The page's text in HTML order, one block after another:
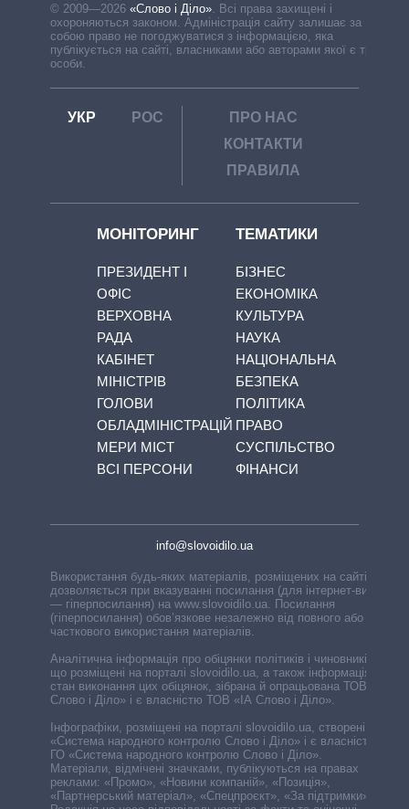
© 2009—2026 «Слово і Діло»
Всі права захищені і
охороняються законом. Адміністрація сайту залишає за
собою право не погоджуватися з інформацією, яка
публікується на сайті, власниками або авторами якої є треті
особи.
УКР РОС
ПРО НАС
КОНТАКТИ
ПРАВИЛА
МОНІТОРИНГ
ПРЕЗИДЕНТ І
ОФІС
ВЕРХОВНА
РАДА
КАБІНЕТ
МІНІСТРІВ
ГОЛОВИ
ОБЛАДМІНІСТРАЦІЙ
МЕРИ МІСТ
ВСІ ПЕРСОНИ
ТЕМАТИКИ
БІЗНЕС
ЕКОНОМІКА
КУЛЬТУРА
НАУКА
НАЦІОНАЛЬНА
БЕЗПЕКА
ПОЛІТИКА
ПРАВО
СУСПІЛЬСТВО
ФІНАНСИ
info@slovoidilo.ua
Використання будь-яких матеріалів, розміщених на сайті,
дозволяється при вказуванні посилання (для інтернет-видань
— гіперпосилання) на www.slovoidilo.ua. Посилання
(гіперпосилання) обов’язкове незалежно від повного або
часткового використання матеріалів.
Аналітична інформація про обіцянки політиків і чиновників,
що розміщені на порталі slovoidilo.ua, а також інформація про
стан виконання цих обіцянок, зібрана й опрацьована ТОВ «ІА
Слово і Діло» і є власністю ТОВ «ІА Слово і Діло».
Інфографіки, розміщені на порталі slovoidilo.ua, створені ГО
«Система народного контролю Слово і Діло» і є власністю
ГО «Система народного контролю Слово і Діло».
Матеріали, відмічені значками, публікуються на правах
реклами: «Промо», «Новини компаній», «Позиція»,
«Партнерський матеріал», «Спецпроєкт», «За підтримки».